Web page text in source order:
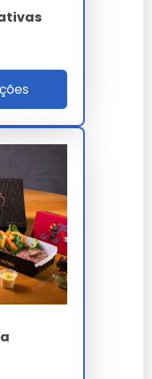
3M Scale fluoro-
17088 / EN 13432 /